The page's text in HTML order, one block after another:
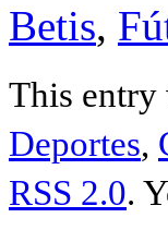
Betis,
This entry
Deportes,
RSS 2.0.